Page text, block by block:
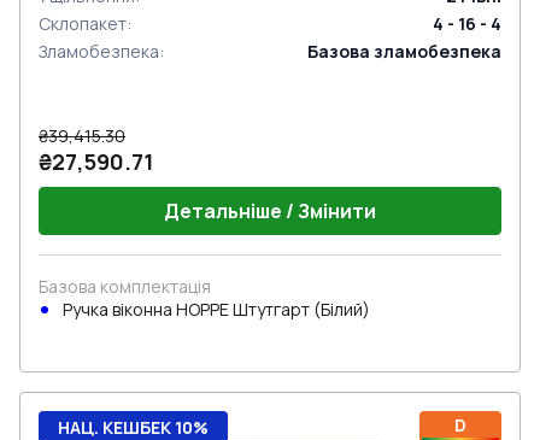
Склопакет:
4 - 16 - 4
Зламобезпека: Базова зламобезпека
₴39,415.30
₴27,590.71
Детальніше / Змінити
Базова комплектація
Ручка віконна HOPPE Штутгарт (Білий)
D
НАЦ. КЕШБЕК 10%